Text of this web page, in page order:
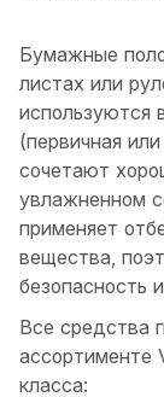
Бумажные
листах или
используются
(первичная
сочетают
увлажненном
применяет
вещества,
безопасность
Все средства
ассортименте
класса: